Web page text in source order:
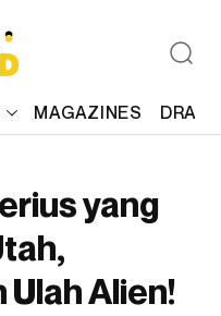
MAGAZINES
yang
Alien!